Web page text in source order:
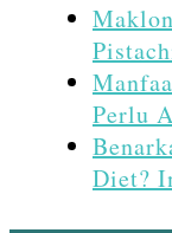
Perlu
Diet?